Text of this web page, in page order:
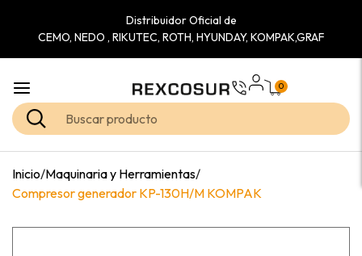
Distribuidor Oficial de
CEMO, NEDO , RIKUTEC, ROTH, HYUNDAY, KOMPAK,GRAF
0
Inicio/Maquinaria y Herramientas/
Compresor generador KP-130H/M KOMPAK